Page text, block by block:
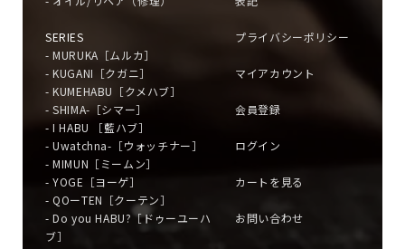
SERIES
- MURUKA［ムルカ］
- KUGANI［クガニ］
- KUMEHABU［クメハブ］
- SHIMA-［シマー］
- I HABU ［藍ハブ］
- Uwatchna-［ウォッチナー］
- MIMUN［ミームン］
- YOGE［ヨーゲ］
- QOーTEN［クーテン］
- Do you HABU?［ドゥーユーハ
ブ］
プライバシーポリシー
マイアカウント
会員登録
ログイン
カートを見る
お問い合わせ